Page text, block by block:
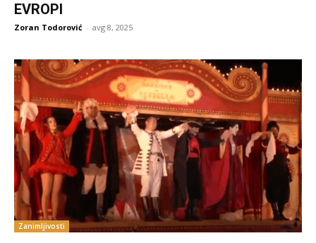
EVROPI
Zoran Todorović - avg 8, 2025
Zanimljivosti